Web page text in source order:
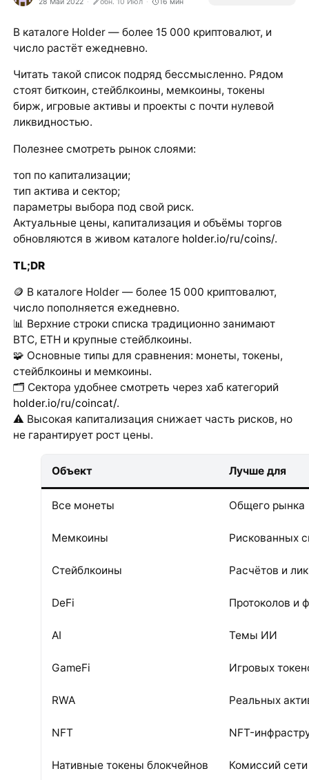
28 Май 2022 обн. 10 Июл 16 мин
В каталоге Holder — более 15 000 криптовалют, и
число растёт ежедневно.
Читать такой список подряд бессмысленно. Рядом
стоят биткоин, стейблкоины, мемкоины, токены
бирж, игровые активы и проекты с почти нулевой
ликвидностью.
Полезнее смотреть рынок слоями:
топ по капитализации;
тип актива и сектор;
параметры выбора под свой риск.
Актуальные цены, капитализация и объёмы торгов
обновляются в живом каталоге holder.io/ru/coins/.
TL;DR
🪙 В каталоге Holder — более 15 000 криптовалют,
число пополняется ежедневно.
📊 Верхние строки списка традиционно занимают
BTC, ETH и крупные стейблкоины.
🧩 Основные типы для сравнения: монеты, токены,
стейблкоины и мемкоины.
🗂 Сектора удобнее смотреть через хаб категорий
holder.io/ru/coincat/.
⚠️ Высокая капитализация снижает часть рисков, но
не гарантирует рост цены.
Объект Лучше для
Все монеты Общего рынка
Мемкоины Рискованных
Стейблкоины Расчётов и
DeFi Протоколов и
AI Темы ИИ
GameFi Игровых
RWA Реальных
NFT NFT-
Нативные токены блокчейнов Комиссий сети